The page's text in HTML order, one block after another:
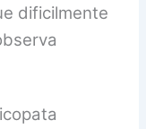
dificilmente